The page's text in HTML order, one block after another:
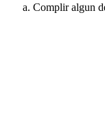
Complir algun